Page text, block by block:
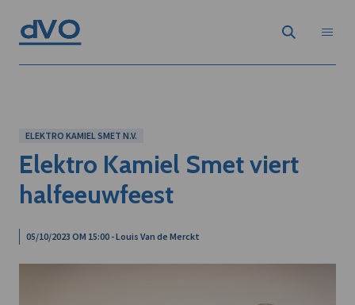
ELEKTRO KAMIEL SMET N.V.
Elektro Kamiel Smet viert
halfeeuwfeest
05/10/2023 OM 15:00 - Louis Van de Merckt